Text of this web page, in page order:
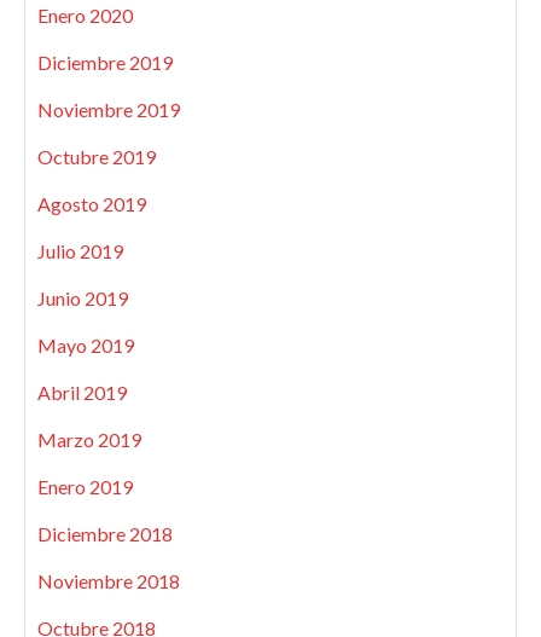
Enero 2020
Diciembre 2019
Noviembre 2019
Octubre 2019
Agosto 2019
Julio 2019
Junio 2019
Mayo 2019
Abril 2019
Marzo 2019
Enero 2019
Diciembre 2018
Noviembre 2018
Octubre 2018